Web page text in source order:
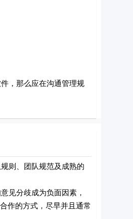
，那么应在沟通管理规
则、团队规范及成熟的
见分歧成为负面因素，
作的方式，尽早并且通常